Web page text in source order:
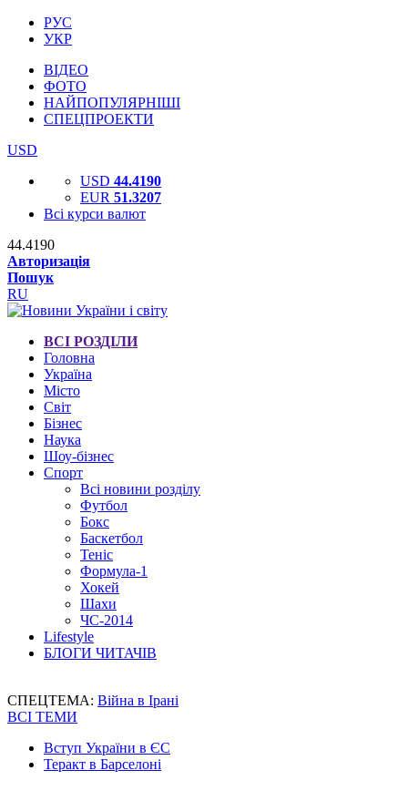
РУС
УКР
ВІДЕО
ФОТО
НАЙПОПУЛЯРНІШІ
СПЕЦПРОЕКТИ
USD
USD 44.4190
EUR 51.3207
Всі курси валют
44.4190
Авторизація
Пошук
RU
ВСІ РОЗДІЛИ
Головна
Україна
Місто
Світ
Бізнес
Наука
Шоу-бізнес
Спорт
Всі новини розділу
Футбол
Бокс
Баскетбол
Теніс
Формула-1
Хокей
Шахи
ЧС-2014
Lifestyle
БЛОГИ ЧИТАЧІВ
СПЕЦТЕМА: Війна в Ірані
ВСІ ТЕМИ
Вступ України в ЄС
Теракт в Барселоні